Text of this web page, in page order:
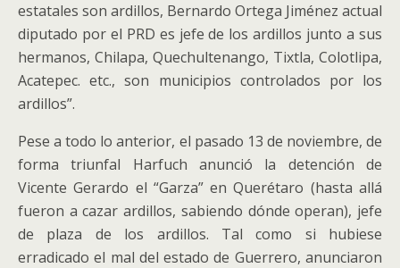
estatales son ardillos, Bernardo Ortega Jiménez actual
diputado por el PRD es jefe de los ardillos junto a sus
hermanos, Chilapa, Quechultenango, Tixtla, Colotlipa,
Acatepec. etc., son municipios controlados por los
ardillos”.
Pese a todo lo anterior, el pasado 13 de noviembre, de
forma triunfal Harfuch anunció la detención de
Vicente Gerardo el “Garza” en Querétaro (hasta allá
fueron a cazar ardillos, sabiendo dónde operan), jefe
de plaza de los ardillos. Tal como si hubiese
erradicado el mal del estado de Guerrero, anunciaron